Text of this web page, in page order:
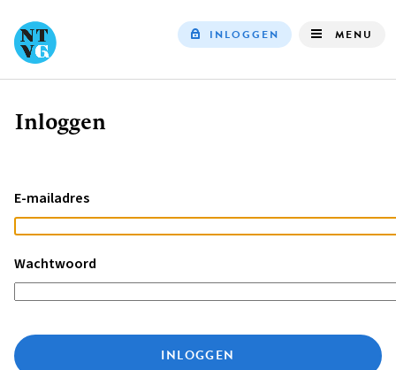
INLOGGEN MENU
Kruimelpad
Inloggen
E-mailadres
Wachtwoord
INLOGGEN